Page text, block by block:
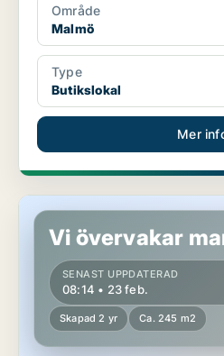
Område
Malmö
Type
Butikslokal
Mer
Butikslokal i Malmö
Vi övervakar
SENAST UPPDATERAD
08:14 • 23 feb.
Skapad 2 yr Ca. 245 m2